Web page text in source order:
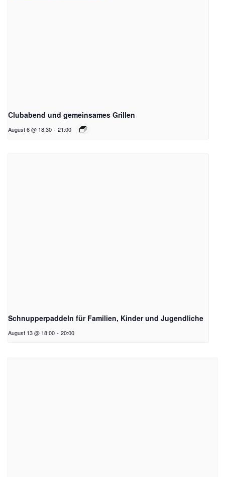
Clubabend und gemeinsames Grillen
August 6 @ 18:30 - 21:00
Schnupperpaddeln für Familien, Kinder und Jugendliche
August 13 @ 18:00 - 20:00